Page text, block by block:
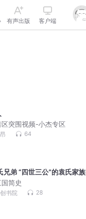
有声出版 客户端
区突围视频-小杰专区
64
弟 “四世三公”的袁氏家族
国简史
书院 28